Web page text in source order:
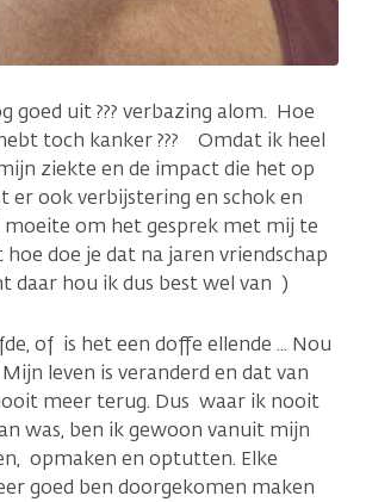
goed uit ??? verbazing alom. Hoe
toch kanker ??? Omdat ik heel
ziekte en de impact die het op
er ook verbijstering en schok en
moeite om het gesprek met mij te
doe je dat na jaren vriendschap
daar hou ik dus best wel van )
of is het een doffe ellende ... Nou
leven is veranderd en dat van
meer terug. Dus waar ik nooit
was, ben ik gewoon vanuit mijn
opmaken en optutten. Elke
goed ben doorgekomen maken